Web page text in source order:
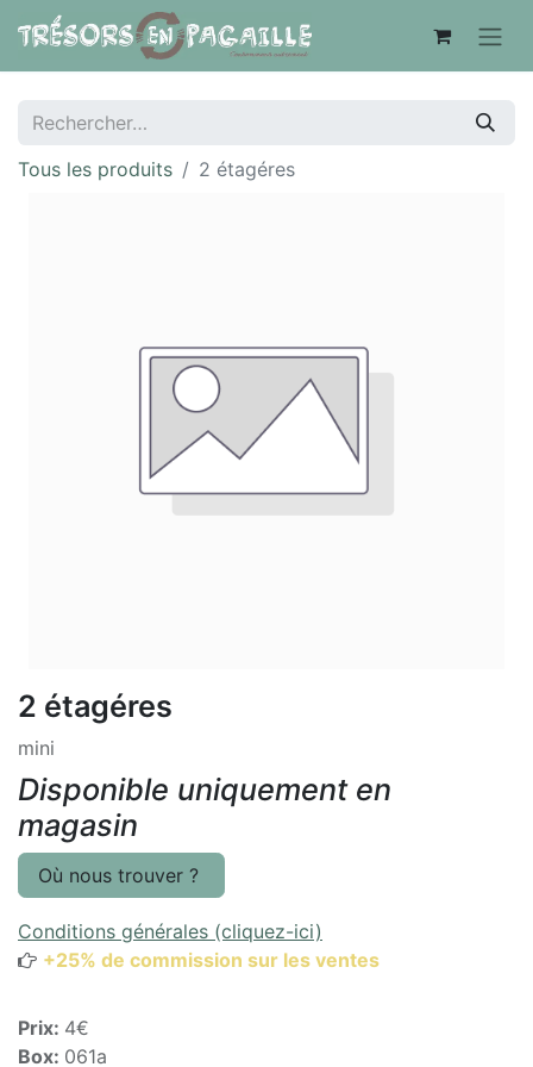
Tous les produits 2 étagéres
2 étagéres
mini
Disponible uniquement en
magasin
Où nous trouver ?
Conditions générales (cliquez-ici)
+25% de commission sur les ventes
Prix: 4€
Box: 061a